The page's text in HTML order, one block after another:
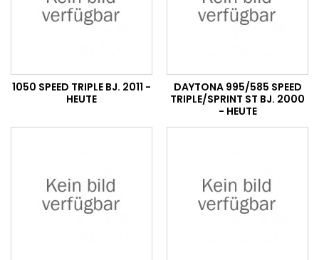
1050 SPEED TRIPLE BJ. 2011 -
HEUTE
DAYTONA 995/585 SPEED
TRIPLE/SPRINT ST BJ. 2000
- HEUTE